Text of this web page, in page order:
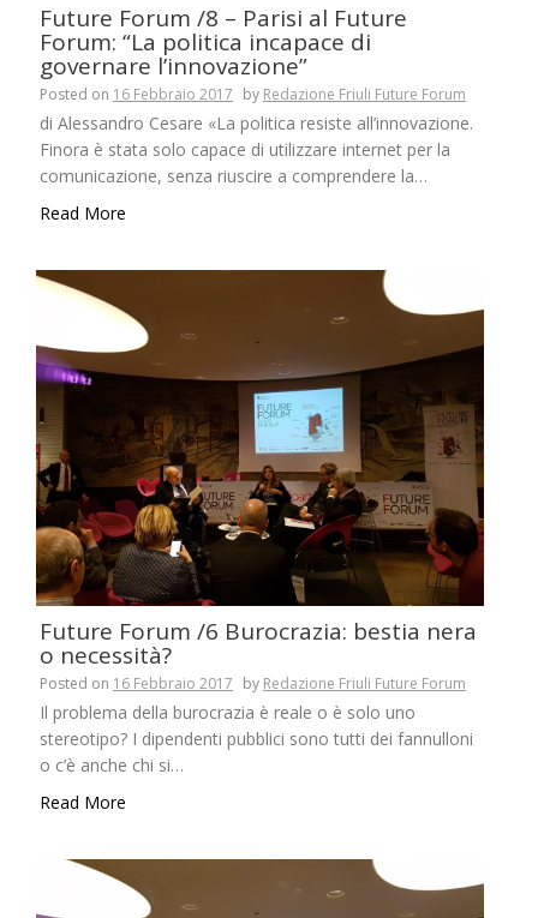
Future Forum /8 – Parisi al Future
Forum: “La politica incapace di
governare l’innovazione”
Posted on 16 Febbraio 2017 by Redazione Friuli Future Forum
di Alessandro Cesare «La politica resiste all’innovazione.
Finora è stata solo capace di utilizzare internet per la
comunicazione, senza riuscire a comprendere la…
Read More
Future Forum /6 Burocrazia: bestia nera
o necessità?
Posted on 16 Febbraio 2017 by Redazione Friuli Future Forum
Il problema della burocrazia è reale o è solo uno
stereotipo? I dipendenti pubblici sono tutti dei fannulloni
o c’è anche chi si…
Read More